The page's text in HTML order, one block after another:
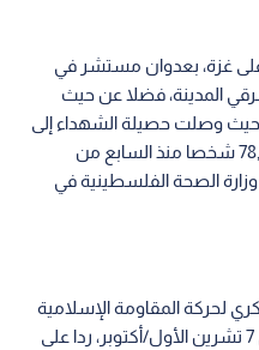
على غزة، بعدوان مستشر في
المدينة، فضلا عن حيث
وصلت حصيلة الشهداء إلى
34,904 شهداء، فضلا عن إصابة 78,514 شخصا منذ السابع من
الصحة الفلسطينية في
لحركة المقاومة الإسلامية
"حماس" عملية طوفان الأقصى في 7 تشرين الأول/أكتوبر، ردا على